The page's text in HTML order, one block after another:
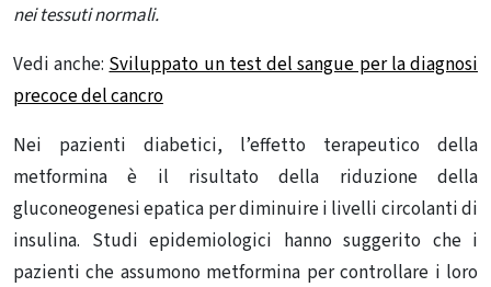
nei tessuti normali.
Vedi anche: Sviluppato un test del sangue per la diagnosi
precoce del cancro
Nei pazienti diabetici, l’effetto terapeutico della
metformina è il risultato della riduzione della
gluconeogenesi epatica per diminuire i livelli circolanti di
insulina. Studi epidemiologici hanno suggerito che i
pazienti che assumono metformina per controllare i loro